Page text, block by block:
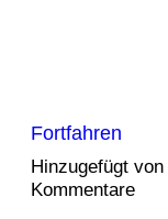
Fortfahren
Hinzugefügt von
Kommentare